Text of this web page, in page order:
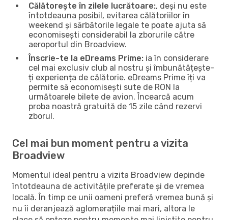
Călătorește în zilele lucrătoare:, deși nu este
întotdeauna posibil, evitarea călătoriilor în
weekend și sărbătorile legale te poate ajuta să
economisești considerabil la zborurile către
aeroportul din Broadview.
Înscrie-te la eDreams Prime: ia în considerare
cel mai exclusiv club al nostru și îmbunătățește-
ți experiența de călătorie. eDreams Prime îți va
permite să economisești sute de RON la
următoarele bilete de avion. Încearcă acum
proba noastră gratuită de 15 zile când rezervi
zborul.
Cel mai bun moment pentru a vizita
Broadview
Momentul ideal pentru a vizita Broadview depinde
întotdeauna de activitățile preferate și de vremea
locală. În timp ce unii oameni preferă vremea bună și
nu îi deranjează aglomerațiile mai mari, altora le